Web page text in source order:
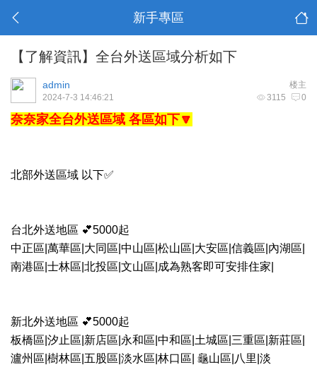
新手專區
【了解資訊】全台外送區域分析如下
楼主
admin
3115 0
2024-7-3 14:46:21
奈奈家全台外送區域 各區如下🔽
北部外送區域 以下✅
台北外送地區 💕5000起
中正區|萬華區|大同區|中山區|松山區|大安區|信義區|內湖區|
南港區|士林區|北投區|文山區 |成為熟客即可安排住家|
新北外送地區 💕5000起
板橋區|汐止區|新店區|永和區|中和區|土城區|三重區|新莊區|
瀘州區|樹林區|五股區| 淡水區|林口區| 龜山區|八里|淡